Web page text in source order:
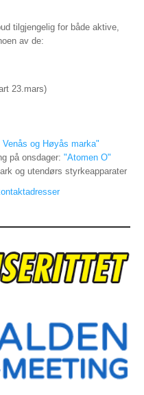
tilgjengelig for både aktive,
av de:
23.mars)
og Høyås marka"
på onsdager: "Atomen O"
og utendørs styrkeapparater